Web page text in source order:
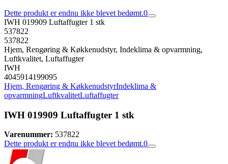
Dette produkt er endnu ikke blevet bedømt.0
IWH 019909 Luftaffugter 1 stk
537822
537822
Hjem, Rengøring & Køkkenudstyr, Indeklima & opvarmning,
Luftkvalitet, Luftaffugter
IWH
4045914199095
Hjem, Rengøring & KøkkenudstyrIndeklima &
opvarmningLuftkvalitetLuftaffugter
IWH 019909 Luftaffugter 1 stk
Varenummer: 537822
Dette produkt er endnu ikke blevet bedømt.0